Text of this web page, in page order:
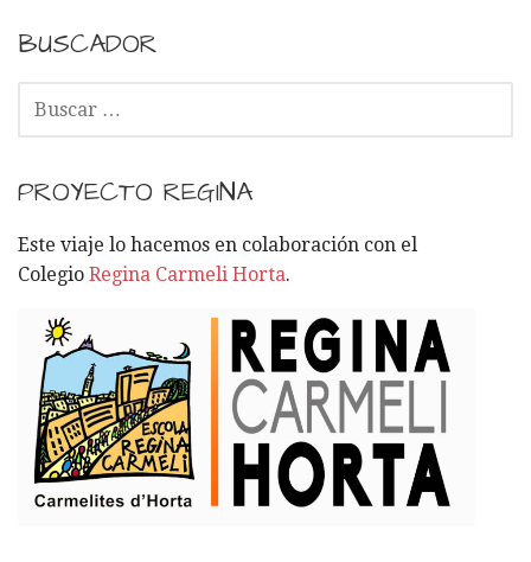
e
g
c
i
ó
o
r
BUSCADOR
C
R
:
PROYECTO REGINA
Este viaje lo hacemos en colaboración con el
Colegio Regina Carmeli Horta.